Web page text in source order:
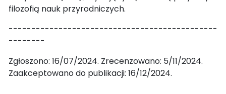
filozofią nauk przyrodniczych.
----------------------------------------------
--------
Zgłoszono: 16/07/2024. Zrecenzowano: 5/11/2024.
Zaakceptowano do publikacji: 16/12/2024.